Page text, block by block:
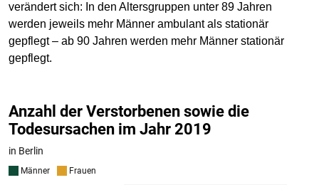
verändert sich: In den Altersgruppen unter 89 Jahren
werden jeweils mehr Männer ambulant als stationär
gepflegt – ab 90 Jahren werden mehr Männer stationär
gepflegt.